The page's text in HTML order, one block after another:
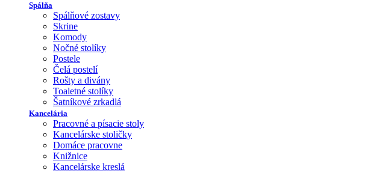
Spálňa
Spálňové zostavy
Skrine
Komody
Nočné stolíky
Postele
Čelá postelí
Rošty a divány
Toaletné stolíky
Šatníkové zrkadlá
Kancelária
Pracovné a písacie stoly
Kancelárske stoličky
Domáce pracovne
Knižnice
Kancelárske kreslá